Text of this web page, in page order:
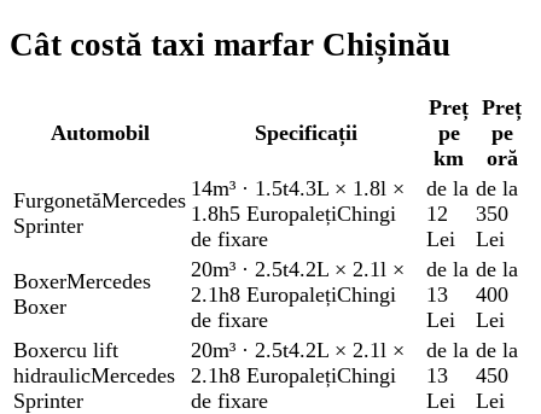
Cât costă taxi marfar Chișinău
Automobil Specificații
Preț
pe
km
Preț
pe
oră
FurgonetăMercedes
Sprinter
14m³ · 1.5t4.3L × 1.8l ×
1.8h5 EuropalețiChingi
de fixare
de la
12
Lei
de la
350
Lei
BoxerMercedes
Boxer
20m³ · 2.5t4.2L × 2.1l ×
2.1h8 EuropalețiChingi
de fixare
de la
13
Lei
de la
400
Lei
Boxercu lift
hidraulicMercedes
Sprinter
20m³ · 2.5t4.2L × 2.1l ×
2.1h8 EuropalețiChingi
de fixare
de la
13
Lei
de la
450
Lei